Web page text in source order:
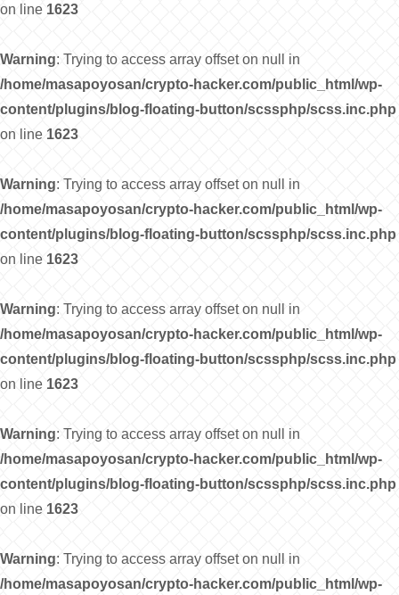
on line 1623
Warning: Trying to access array offset on null in
/home/masapoyosan/crypto-hacker.com/public_html/wp-
content/plugins/blog-floating-button/scssphp/scss.inc.php
on line 1623
Warning: Trying to access array offset on null in
/home/masapoyosan/crypto-hacker.com/public_html/wp-
content/plugins/blog-floating-button/scssphp/scss.inc.php
on line 1623
Warning: Trying to access array offset on null in
/home/masapoyosan/crypto-hacker.com/public_html/wp-
content/plugins/blog-floating-button/scssphp/scss.inc.php
on line 1623
Warning: Trying to access array offset on null in
/home/masapoyosan/crypto-hacker.com/public_html/wp-
content/plugins/blog-floating-button/scssphp/scss.inc.php
on line 1623
Warning: Trying to access array offset on null in
/home/masapoyosan/crypto-hacker.com/public_html/wp-